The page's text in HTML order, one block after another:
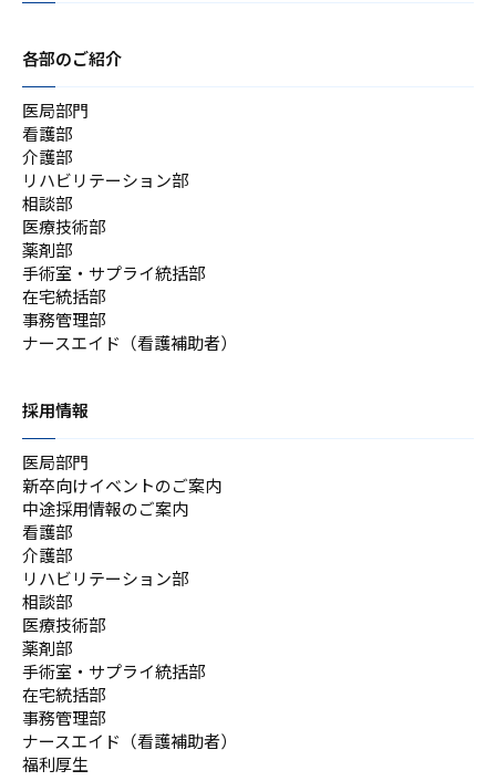
各部のご紹介
医局部門
看護部
介護部
リハビリテーション部
相談部
医療技術部
薬剤部
手術室・サプライ統括部
在宅統括部
事務管理部
ナースエイド（看護補助者）
採用情報
医局部門
新卒向けイベントのご案内
中途採用情報のご案内
看護部
介護部
リハビリテーション部
相談部
医療技術部
薬剤部
手術室・サプライ統括部
在宅統括部
事務管理部
ナースエイド（看護補助者）
福利厚生